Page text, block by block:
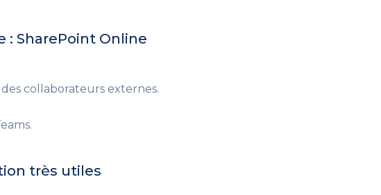
: SharePoint Online
collaborateurs externes.
très utiles